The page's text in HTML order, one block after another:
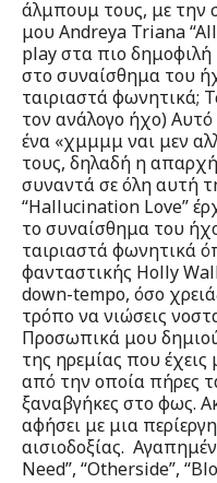
άλμπουμ τους, με την
μου Andreya Triana
play στα πιο δημοφιλή
στο συναίσθημα του
ταιριαστά φωνητικά;
τον ανάλογο ήχο)
ένα «χμμμμ ναι μεν
τους, δηλαδή η
συναντά σε όλη αυτή
“Hallucination Love”
το συναίσθημα του
ταιριαστά φωνητικά
φανταστικής Holly
down-tempo, όσο
τρόπο να νιώσεις
Προσωπικά μου
της ηρεμίας που
από την οποία πήρες
ξαναβγήκες στο φως.
αφήσει με μια
αισιοδοξίας.
Need”, “Otherside”,